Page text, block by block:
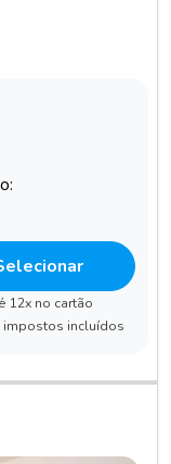
12x no cartão
impostos incluídos